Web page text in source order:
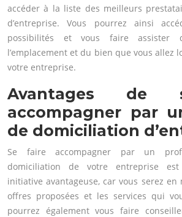
accéder à la liste des meilleurs
d’entreprise. Vous pourrez ainsi
possibilités et vous faire assister
l’emplacement et du bien que vous allez
votre entreprise.
Avantages de
accompagner par
de domiciliation
Se faire accompagner par un
domiciliation de votre entreprise
initiative avantageuse, car vous serez en
offres proposées et les services qui
pourrez également vous faire